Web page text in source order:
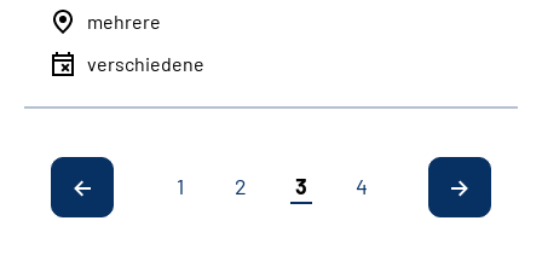
mehrere
verschiedene
1 2 3 4